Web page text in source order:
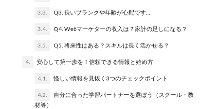
3.3. Q3. 長いブランクや年齢が心配です…
3.4. Q4. Webマーケターの収入は？家計の足しになる？
3.5. Q5. 将来性はある？スキルは長く活かせる？
4. 安心して第一歩を！信頼できる情報と始め方
4.1. 怪しい情報を見抜く3つのチェックポイント
4.2.
自分に合った学習パートナーを選ぼう（スクール・教
材等）